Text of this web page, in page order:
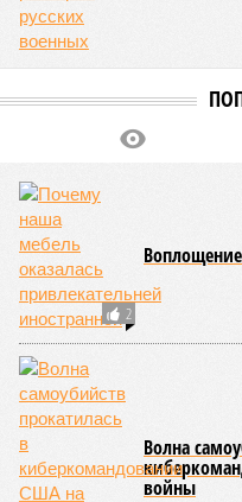
2
Волна
войны